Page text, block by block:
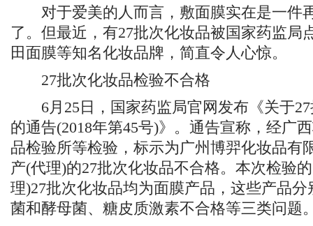
对于爱美的人而言，敷面膜实在是一件
了。但最近，有27批次化妆品被国家药监局
田面膜等知名化妆品牌，简直令人心惊。
27批次化妆品检验不合格
6月25日，国家药监局官网发布《关于27
的通告(2018年第45号)》。通告宣称，经广
品检验所等检验，标示为广州博羿化妆品有
产(代理)的27批次化妆品不合格。本次检验
理)27批次化妆品均为面膜产品，这些产品
菌和酵母菌、糖皮质激素不合格等三类问题